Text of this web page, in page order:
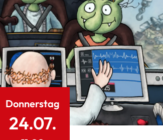
Donnerstag
24.07.